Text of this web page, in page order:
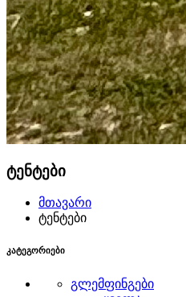
ტენტები
მთავარი
ტენტები
კატეგორიები
გლემფინგები